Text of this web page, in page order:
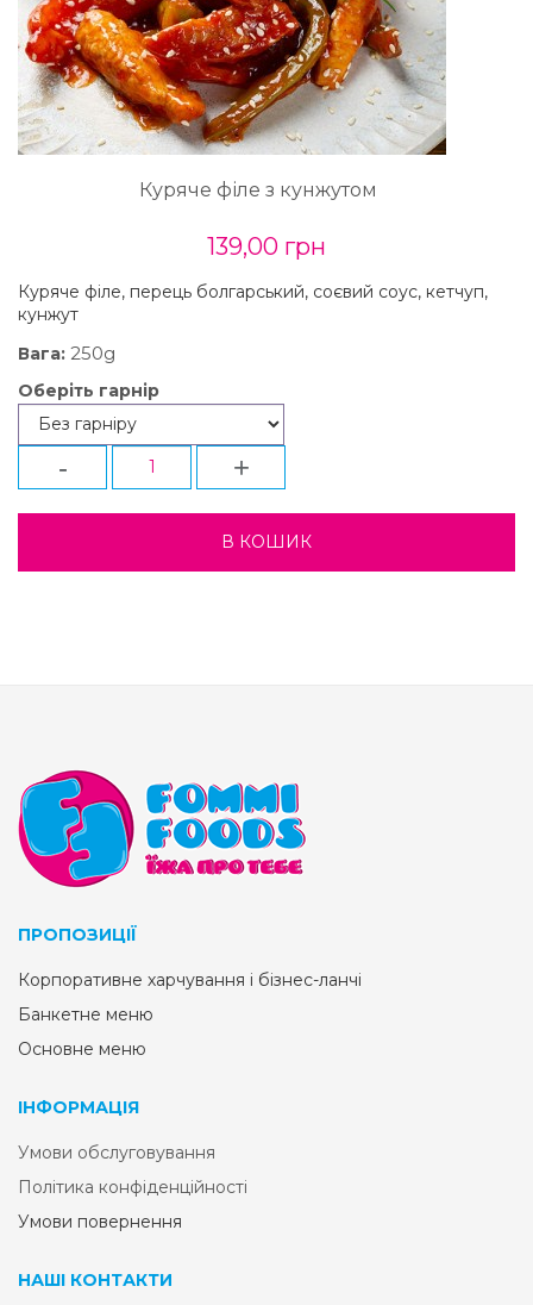
Куряче філе з кунжутом
139,00 грн
Куряче філе, перець болгарський, соєвий соус, кетчуп,
кунжут
Вага: 250g
Оберіть гарнір
- +
ПРОПОЗИЦІЇ
Корпоративне харчування і бізнес-ланчі
Банкетне меню
Основне меню
ІНФОРМАЦІЯ
Умови обслуговування
Політика конфіденційності
Умови повернення
НАШІ КОНТАКТИ